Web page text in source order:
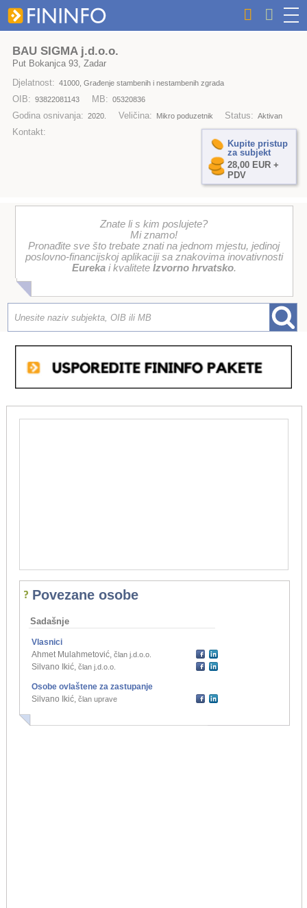
BAU SIGMA j.d.o.o.
Put Bokanjca 93, Zadar
Djelatnost: 41000, Građenje stambenih i nestambenih zgrada
OIB: 93822081143 MB: 05320836
Godina osnivanja: 2020. Veličina: Mikro poduzetnik Status: Aktivan
Kontakt:
Kupite pristup
za subjekt
28,00 EUR +
PDV
Znate li s kim poslujete?
Mi znamo!
Pronađite sve što trebate znati na jednom mjestu, jedinoj
poslovno-financijskoj aplikaciji sa znakovima inovativnosti
Eurekai kvalitete Izvorno hrvatsko.
Povezane osobe
Sadašnje
Vlasnici
Ahmet Mulahmetović, član j.d.o.o.
Silvano Ikić, član j.d.o.o.
Osobe ovlaštene za zastupanje
Silvano Ikić, član uprave